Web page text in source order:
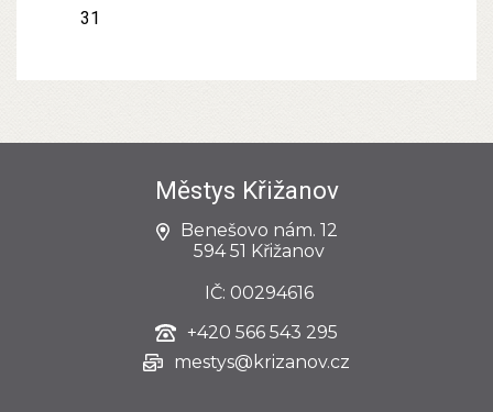
31
Městys Křižanov
Benešovo nám. 12
594 51 Křižanov
IČ: 00294616
+420 566 543 295
mestys@krizanov.cz